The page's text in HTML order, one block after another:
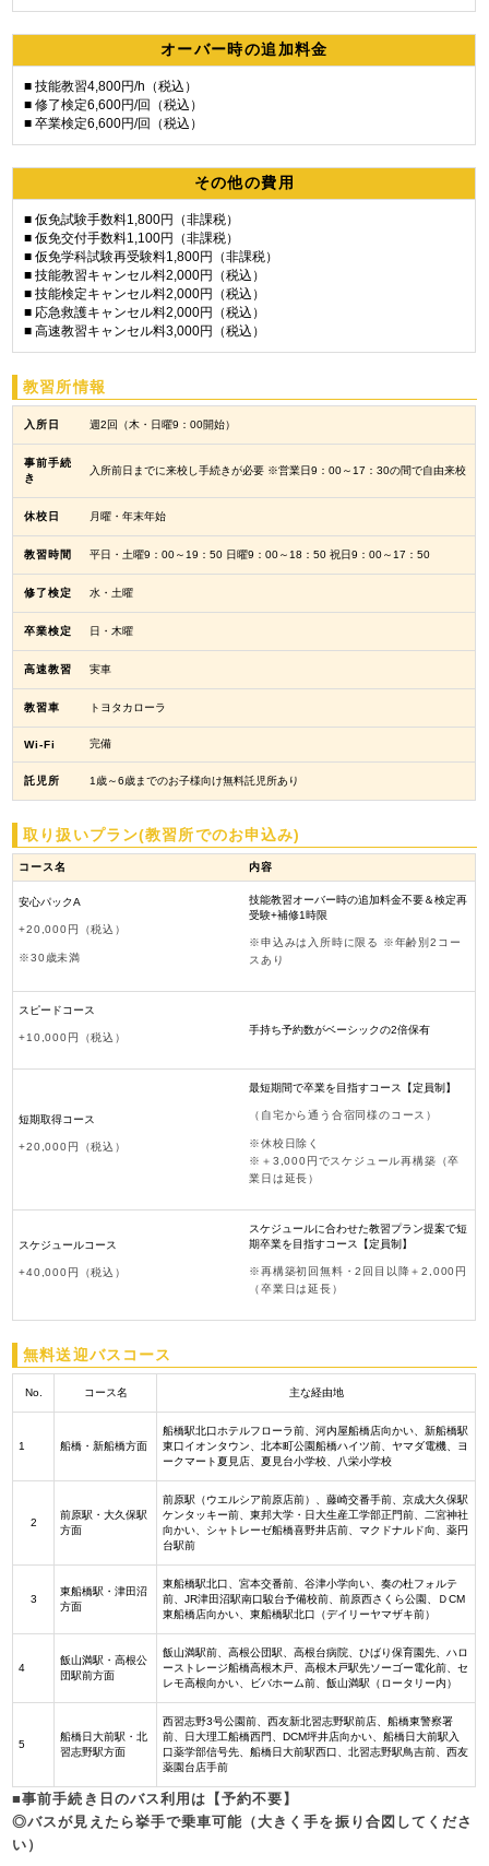
オーバー時の追加料金
■ 技能教習4,800円/h（税込）
■ 修了検定6,600円/回（税込）
■ 卒業検定6,600円/回（税込）
その他の費用
■ 仮免試験手数料1,800円（非課税）
■ 仮免交付手数料1,100円（非課税）
■ 仮免学科試験再受験料1,800円（非課税）
■ 技能教習キャンセル料2,000円（税込）
■ 技能検定キャンセル料2,000円（税込）
■ 応急救護キャンセル料2,000円（税込）
■ 高速教習キャンセル料3,000円（税込）
教習所情報
入所日 週2回（木・日曜9：00開始）
事前手続
き
入所前日までに来校し手続きが必要 ※営業日9：00～17：30の間で自由来校
休校日 月曜・年末年始
教習時間 平日・土曜9：00～19：50 日曜9：00～18：50 祝日9：00～17：50
修了検定 水・土曜
卒業検定 日・木曜
高速教習 実車
教習車 トヨタカローラ
Wi-Fi 完備
託児所 1歳～6歳までのお子様向け無料託児所あり
取り扱いプラン(教習所でのお申込み)
コース名 内容
安心パックA
+20,000円（税込）
※30歳未満
技能教習オーバー時の追加料金不要＆検定再
受験+補修1時限
※申込みは入所時に限る ※年齢別2コー
スあり
スピードコース
+10,000円（税込）
手持ち予約数がベーシックの2倍保有
短期取得コース
+20,000円（税込）
最短期間で卒業を目指すコース【定員制】
（自宅から通う合宿同様のコース）
※休校日除く
※＋3,000円でスケジュール再構築（卒
業日は延長）
スケジュールコース
+40,000円（税込）
スケジュールに合わせた教習プラン提案で短
期卒業を目指すコース【定員制】
※再構築初回無料・2回目以降＋2,000円
（卒業日は延長）
無料送迎バスコース
No. コース名 主な経由地
1 船橋・新船橋方面
船橋駅北口ホテルフローラ前、河内屋船橋店向かい、新船橋駅
東口イオンタウン、北本町公園船橋ハイツ前、ヤマダ電機、ヨ
ークマート夏見店、夏見台小学校、八栄小学校
2
前原駅・大久保駅
方面
前原駅（ウエルシア前原店前）、藤崎交番手前、京成大久保駅
ケンタッキー前、東邦大学・日大生産工学部正門前、二宮神社
向かい、シャトレーゼ船橋喜野井店前、マクドナルド向、薬円
台駅前
3
東船橋駅・津田沼
方面
東船橋駅北口、宮本交番前、谷津小学向い、奏の杜フォルテ
前、JR津田沼駅南口駿台予備校前、前原西さくら公園、ＤCM
東船橋店向かい、東船橋駅北口（デイリーヤマザキ前）
4
飯山満駅・高根公
団駅前方面
飯山満駅前、高根公団駅、高根台病院、ひばり保育園先、ハロ
ーストレージ船橋高根木戸、高根木戸駅先ソーゴー電化前、セ
レモ高根向かい、ビバホーム前、飯山満駅（ロータリー内）
5
船橋日大前駅・北
習志野駅方面
西習志野3号公園前、西友新北習志野駅前店、船橋東警察署
前、日大理工船橋西門、DCM坪井店向かい、船橋日大前駅入
口薬学部信号先、船橋日大前駅西口、北習志野駅鳥吉前、西友
薬園台店手前
■事前手続き日のバス利用は 【予約不要】
◎バスが見えたら挙手で乗車可能（大きく手を振り合図してくださ
い）